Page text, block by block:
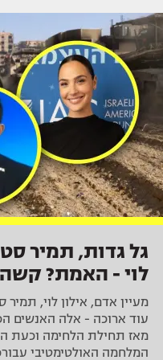
גל גדות, תמיר
לוי - האמת?
מעיין אדם, אילון לוי,
עוד ארוכה - אלה האנשים
מאז תחילת הלחימה וכעת
המלחמה האולטימטיבי